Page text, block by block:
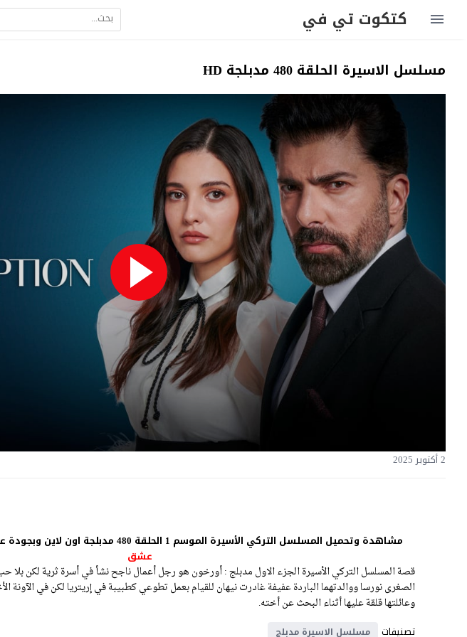
كتكوت تي في
مسلسل الاسيرة الحلقة 480 مدبلجة HD
2 أكتوبر 2025
مشاهدة وتحميل المسلسل التركي الأسيرة الموسم 1 الحلقة 480 مدبلجة اون لاين وبجودة عالية مباشرة على موقع
عشق
قصة المسلسل التركي الأسيرة الجزء الاول مدبلج : أورخون هو رجل أعمال ناجح نشأ في أسرة ثرية لكن بلا
الصغرى نورسا ووالدتهما الباردة عفيفة غادرت نيهان للقيام بعمل تطوعي كطبيبة في إريتريا لكن في الآونة
وعائلتها قلقة عليها أثناء البحث عن أخته.
تصنيفات
مسلسل الاسيرة مدبلج